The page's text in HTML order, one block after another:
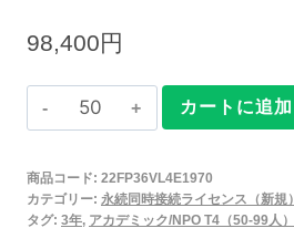
98,400円
Claris
FileMaker
永
続
カートに追加
商品コード: 22FP36VL4E1970
カテゴリー: 永続同時接続ライセンス（新規）
タグ: 3年, アカデミック/NPO T4（50-99人）